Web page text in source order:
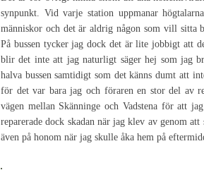
synpunkt. Vid varje station uppmanar
människor och det är aldrig någon som vill sitta
På bussen tycker jag dock det är lite jobbigt att
blir det inte att jag naturligt säger hej som jag
halva bussen samtidigt som det känns dumt att
för det var bara jag och föraren en stor del av
vägen mellan Skänninge och Vadstena för att
reparerade dock skadan när jag klev av genom
även på honom när jag skulle åka hem på